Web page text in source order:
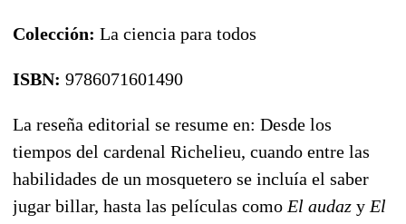
Colección: La ciencia para todos
ISBN: 9786071601490
La reseña editorial se resume en: Desde los
tiempos del cardenal Richelieu, cuando entre las
habilidades de un mosquetero se incluía el saber
jugar billar, hasta las películas como El audaz y El